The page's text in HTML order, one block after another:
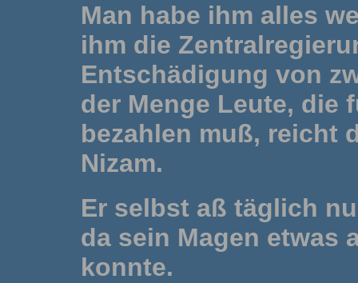
Man habe ihm alles
ihm die
Entschädigung von
der Menge Leute, die
bezahlen muß, reicht
Nizam.
Er selbst aß täglich
da sein Magen etwas
konnte.